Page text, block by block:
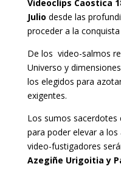
Videoclips Caostica
Julio desde las
proceder a la
De los video-salmos
Universo y
los elegidos para
exigentes.
Los sumos sacerdotes
para poder elevar a
video-fustigadores
Azegiñe Urigoitia y